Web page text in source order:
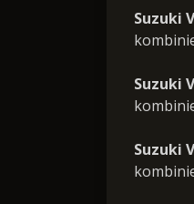
Suzuki
Suzuki
Suzuki